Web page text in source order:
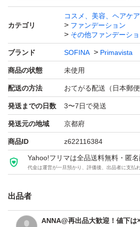
カテゴリ
コスメ、美容、ヘアケア
ファンデーション
その他ファンデーシ
ブランド SOFINA Primavista
商品の状態 未使用
配送の方法 おてがる配送（日本郵便
発送までの日数 3〜7日で発送
発送元の地域 京都府
商品ID z622116384
Yahoo!フリマは全品送料無料・匿
代金は運営が一旦預かり、評価後、出品者に支払
出品者
ANNA@再出品大歓迎！値下は